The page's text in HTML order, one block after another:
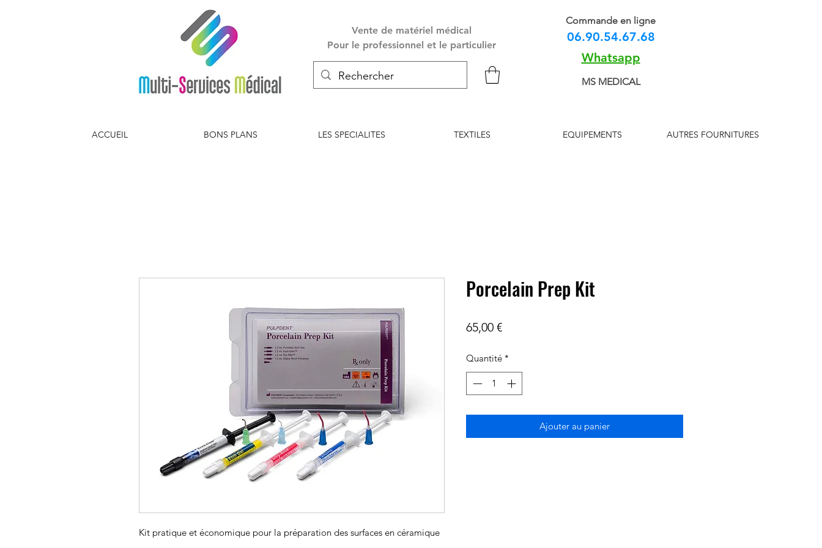
Vente de matériel médical
Pour le professionnel et le particulier
Commande en ligne
06.90.54.67.68
Whatsapp
MS MEDICAL
ACCUEIL BONS PLANS LES SPECIALITES TEXTILES EQUIPEMENTS AUTRES FOURNITURES
Kit pratique et économique pour la préparation des surfaces en céramique
Porcelain Prep Kit
65,00 €Prix
Quantité *
Ajouter au panier